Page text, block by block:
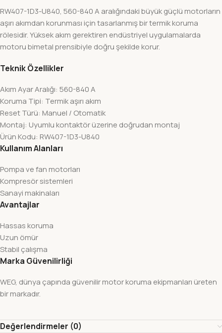
RW407-1D3-U840, 560-840 A aralığındaki büyük güçlü motorların
aşırı akımdan korunması için tasarlanmış bir termik koruma
rölesidir. Yüksek akım gerektiren endüstriyel uygulamalarda
motoru bimetal prensibiyle doğru şekilde korur.
Teknik Özellikler
Akım Ayar Aralığı: 560-840 A
Koruma Tipi: Termik aşırı akım
Reset Türü: Manuel / Otomatik
Montaj: Uyumlu kontaktör üzerine doğrudan montaj
Ürün Kodu: RW407-1D3-U840
Kullanım Alanları
Pompa ve fan motorları
Kompresör sistemleri
Sanayi makinaları
Avantajlar
Hassas koruma
Uzun ömür
Stabil çalışma
Marka Güvenilirliği
WEG, dünya çapında güvenilir motor koruma ekipmanları üreten
bir markadır.
Değerlendirmeler (0)